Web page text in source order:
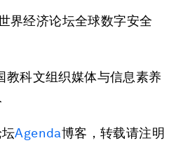
界经济论坛全球数字安全
科文组织媒体与信息素养
Agenda博客，转载请注明